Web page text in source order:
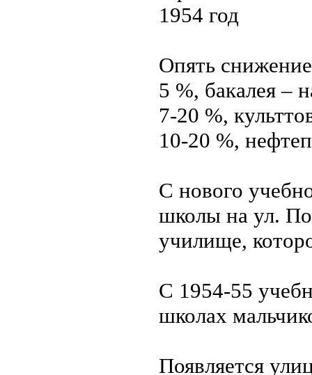
1954 год
Опять
5 %, бакалея –
7-20 %,
10-20 %,
С нового
школы на ул.
училище,
С 1954-55
школах
Появляется